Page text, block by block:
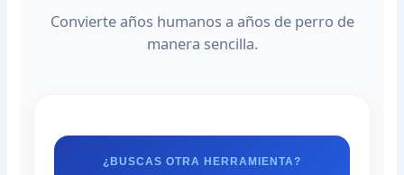
Convierte años humanos a años de perro de
manera sencilla.
¿BUSCAS OTRA HERRAMIENTA?